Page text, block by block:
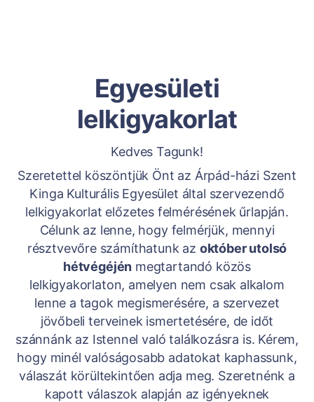
Egyesületi
lelkigyakorlat
Kedves Tagunk!
Szeretettel köszöntjük Önt az Árpád-házi Szent
Kinga Kulturális Egyesület által szervezendő
lelkigyakorlat előzetes felmérésének űrlapján.
Célunk az lenne, hogy felmérjük, mennyi
résztvevőre számíthatunk az október utolsó
hétvégéjén megtartandó közös
lelkigyakorlaton, amelyen nem csak alkalom
lenne a tagok megismerésére, a szervezet
jövőbeli terveinek ismertetésére, de időt
szánnánk az Istennel való találkozásra is. Kérem,
hogy minél valóságosabb adatokat kaphassunk,
válaszát körültekintően adja meg. Szeretnénk a
kapott válaszok alapján az igényeknek